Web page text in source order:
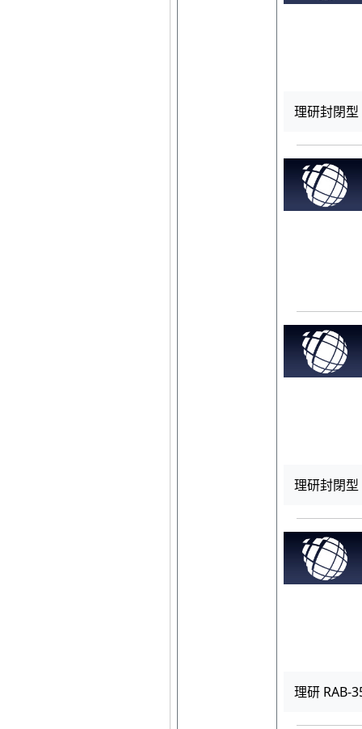
理研封閉型
理研封閉型
理研 RAB-